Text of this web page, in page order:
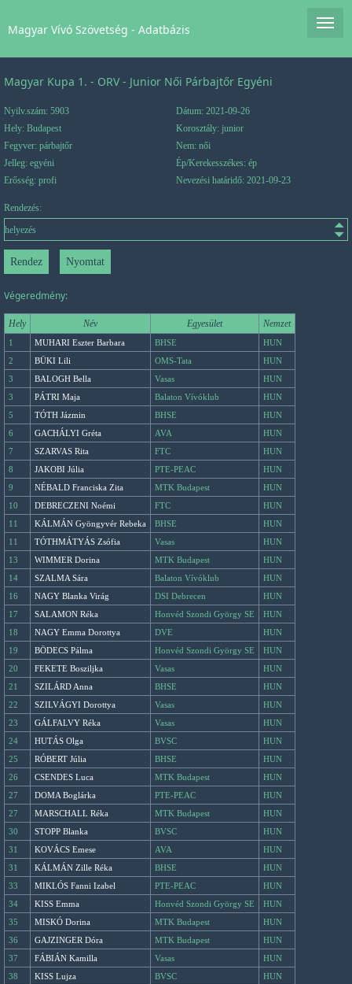
Magyar Vívó Szövetség - Adatbázis
Magyar Kupa 1. - ORV - Junior Női Párbajtőr Egyéni
Nyilv.szám: 5903
Dátum: 2021-09-26
Hely: Budapest
Korosztály: junior
Fegyver: párbajtőr
Nem: női
Jelleg: egyéni
Ép/Kerekesszékes: ép
Erősség: profi
Nevezési határidő: 2021-09-23
Rendezés:
Végeredmény:
Hely Név Egyesület Nemzet
1 MUHARI Eszter Barbara BHSE
HUN
2
BÜKI Lili OMS-Tata
HUN
3
BALOGH Bella Vasas
HUN
3
PÁTRI Maja Balaton Vívóklub
HUN
5
TÓTH Jázmin BHSE
HUN
6
GACHÁLYI Gréta AVA
HUN
7
SZARVAS Rita FTC
HUN
8
JAKOBI Júlia PTE-PEAC
HUN
9
NÉBALD Franciska Zita MTK Budapest
HUN
10
DEBRECZENI Noémi FTC
HUN
11
KÁLMÁN Gyöngyvér Rebeka BHSE
HUN
11
TÓTHMÁTYÁS Zsófia Vasas
HUN
13
WIMMER Dorina MTK Budapest
HUN
14
SZALMA Sára Balaton Vívóklub
HUN
16
NAGY Blanka Virág DSI Debrecen
HUN
17
SALAMON Réka Honvéd Szondi György SE
HUN
18
NAGY Emma Dorottya DVE
HUN
19
BÖDECS Pálma Honvéd Szondi György SE
HUN
20
FEKETE Bosziljka Vasas
HUN
21
SZILÁRD Anna BHSE
HUN
22
SZILVÁGYI Dorottya Vasas
HUN
23
GÁLFALVY Réka Vasas
HUN
24
HUTÁS Olga BVSC
HUN
25
RÓBERT Júlia BHSE
HUN
26
CSENDES Luca MTK Budapest
HUN
27
DOMA Boglárka PTE-PEAC
HUN
27
MARSCHALL Réka MTK Budapest
HUN
30
STOPP Blanka BVSC
HUN
31
KOVÁCS Emese AVA
HUN
31
KÁLMÁN Zille Réka BHSE
HUN
33
MIKLÓS Fanni Izabel PTE-PEAC
HUN
34
KISS Emma Honvéd Szondi György SE
HUN
35
MISKÓ Dorina MTK Budapest
HUN
36
GAJZINGER Dóra MTK Budapest
HUN
37
FÁBIÁN Kamilla Vasas
HUN
38
KISS Lujza BVSC
HUN